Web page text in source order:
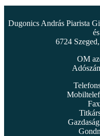
Dugonics András Piarista
6724
OM